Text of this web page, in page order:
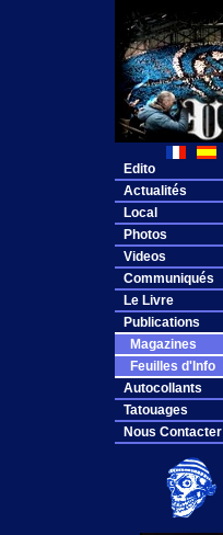
Edito
Actualités
Local
Photos
Videos
Communiqués
Le Livre
Publications
Magazines
Feuilles d'Info
Autocollants
Tatouages
Nous Contacter